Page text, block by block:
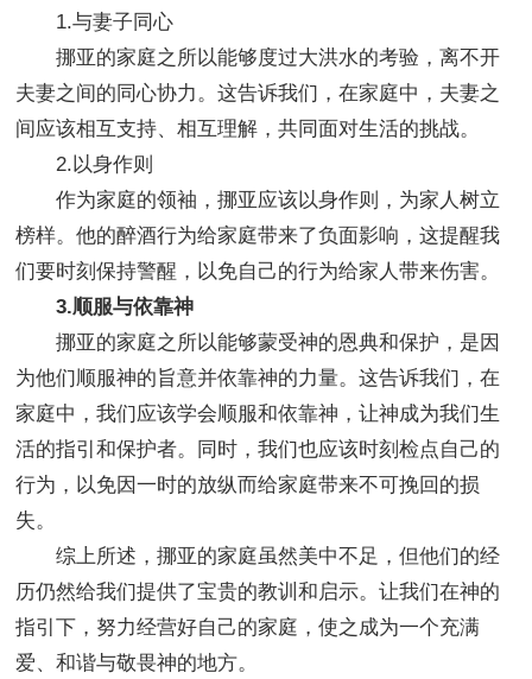
1.与妻子同心
挪亚的家庭之所以能够度过大洪水的考验，离不开
夫妻之间的同心协力。这告诉我们，在家庭中，夫妻之
间应该相互支持、相互理解，共同面对生活的挑战。
2.以身作则
作为家庭的领袖，挪亚应该以身作则，为家人树立
榜样。他的醉酒行为给家庭带来了负面影响，这提醒我
们要时刻保持警醒，以免自己的行为给家人带来伤害。
3.顺服与依靠神
挪亚的家庭之所以能够蒙受神的恩典和保护，是因
为他们顺服神的旨意并依靠神的力量。这告诉我们，在
家庭中，我们应该学会顺服和依靠神，让神成为我们生
活的指引和保护者。同时，我们也应该时刻检点自己的
行为，以免因一时的放纵而给家庭带来不可挽回的损
失。
综上所述，挪亚的家庭虽然美中不足，但他们的经
历仍然给我们提供了宝贵的教训和启示。让我们在神的
指引下，努力经营好自己的家庭，使之成为一个充满
爱、和谐与敬畏神的地方。